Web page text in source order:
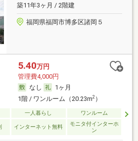
築11年3ヶ月 / 2階建
福岡県福岡市博多区諸岡５
5.40万円
管理費4,000円
なし
1ヶ月
1階 / ワンルーム（20.23m2）
一人暮らし ワンルーム
インターネット無料
モニタ付インターホ
ン